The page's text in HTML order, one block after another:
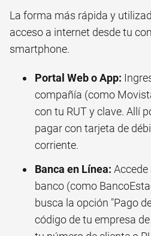
La forma más rápida y
acceso a internet desde tu
smartphone.
Portal Web o App:
compañía (como
con tu RUT y clave. Allí
pagar con tarjeta de
corriente.
Banca en Línea:
banco (como
busca la opción "Pago
código de tu empresa